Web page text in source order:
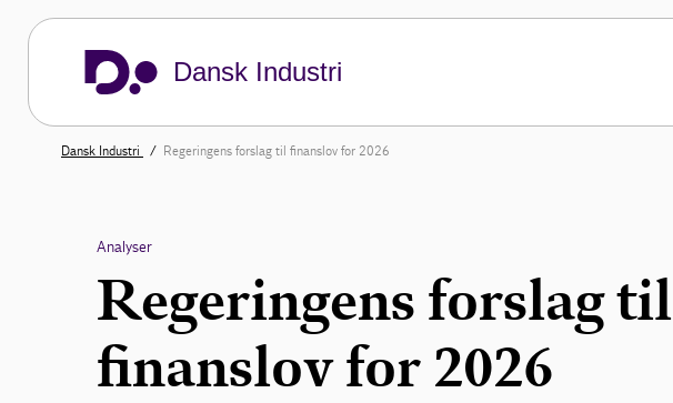
Dansk Industri
Dansk Industri Regeringens forslag til finanslov for 2026
Analyser
Regeringens forslag til
finanslov for 2026